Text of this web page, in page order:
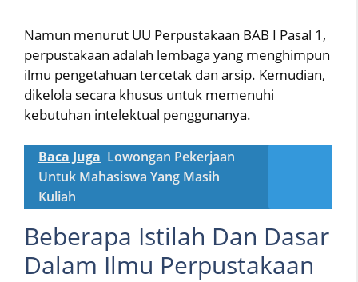
Namun menurut UU Perpustakaan BAB I Pasal 1,
perpustakaan adalah lembaga yang menghimpun
ilmu pengetahuan tercetak dan arsip. Kemudian,
dikelola secara khusus untuk memenuhi
kebutuhan intelektual penggunanya.
Baca Juga Lowongan Pekerjaan
Untuk Mahasiswa Yang Masih
Kuliah
Beberapa Istilah Dan Dasar
Dalam Ilmu Perpustakaan